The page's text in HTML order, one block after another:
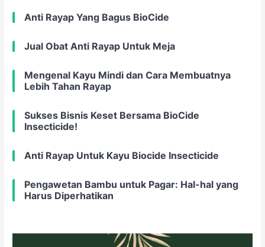
Anti Rayap Yang Bagus BioCide
Jual Obat Anti Rayap Untuk Meja
Mengenal Kayu Mindi dan Cara Membuatnya
Lebih Tahan Rayap
Sukses Bisnis Keset Bersama BioCide
Insecticide!
Anti Rayap Untuk Kayu Biocide Insecticide
Pengawetan Bambu untuk Pagar: Hal-hal yang
Harus Diperhatikan